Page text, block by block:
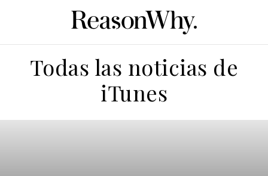
Todas las noticias de
iTunes